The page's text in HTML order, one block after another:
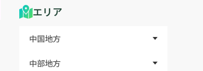
エリア
中国地方
中部地方